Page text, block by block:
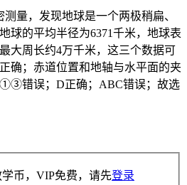
量，发现地球是一个两极稍扁、
球的平均半径为6371千米，地球表
大周长约4万千米，这三个数据可
确；赤道位置和地轴与水平面的夹
错误；D正确；ABC错误；故选
学币，VIP免费，请先登录